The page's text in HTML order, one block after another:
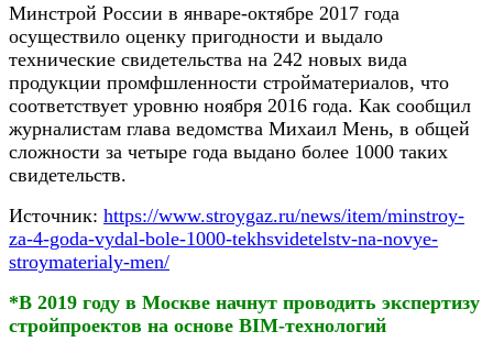
Минстрой России в январе-октябре 2017 года
осуществило оценку пригодности и выдало
технические свидетельства на 242 новых вида
продукции промфшленности стройматериалов, что
соответствует уровню ноября 2016 года. Как сообщил
журналистам глава ведомства Михаил Мень, в общей
сложности за четыре года выдано более 1000 таких
свидетельств.
Источник: https://www.stroygaz.ru/news/item/minstroy-
za-4-goda-vydal-bole-1000-tekhsvidetelstv-na-novye-
stroymaterialy-men/
*В 2019 году в Москве начнут проводить экспертизу
стройпроектов на основе BIM-технологий